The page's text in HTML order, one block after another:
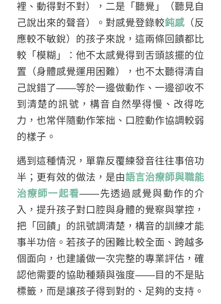
裡、動得對不對），二是「聽覺」（聽見自
己說出來的聲音）。對感覺登錄較鈍感 （反
應較不敏銳）的孩子來說，這兩條回饋都比
較「模糊」：他不太感覺得到舌頭該擺的位
置（身體感覺運用困難），也不太聽得清自
己說錯了——等於一邊做動作、一邊卻收不
到清楚的訊號，構音自然學得慢、改得吃
力，也常伴隨動作笨拙、口腔動作協調較弱
的樣子。
遇到這種情況，單靠反覆練發音往往事倍功
半；更有效的做法，是由語言治療師與職能
治療師一起看——先透過感覺與動作的介
入，提升孩子對口腔與身體的覺察與掌控，
把「回饋」的訊號調清楚，構音的訓練才能
事半功倍。若孩子的困難比較全面、跨越多
個面向，也建議做一次完整的專業評估，確
認他需要的協助種類與強度——目的不是貼
標籤，而是讓孩子得到對的、足夠的支持。